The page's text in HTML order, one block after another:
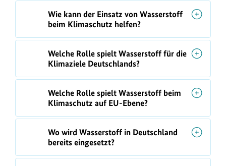
Wie kann der Einsatz von Wasserstoff
beim Klimaschutz helfen?
Welche Rolle spielt Wasserstoff für die
Klimaziele Deutschlands?
Welche Rolle spielt Wasserstoff beim
Klimaschutz auf EU-Ebene?
Wo wird Wasserstoff in Deutschland
bereits eingesetzt?